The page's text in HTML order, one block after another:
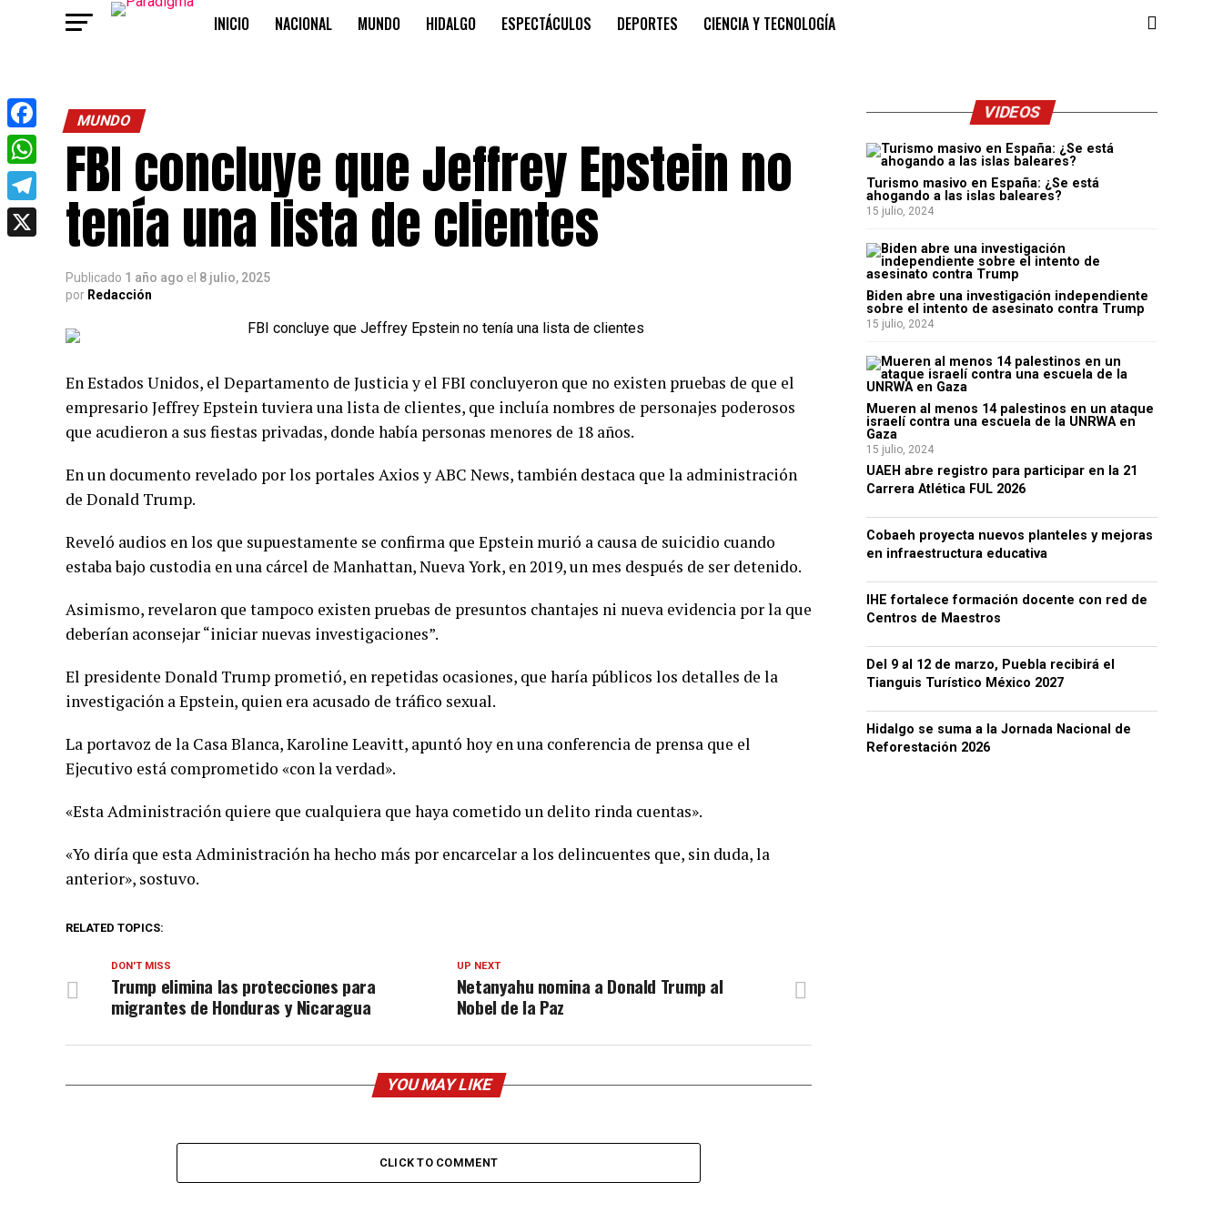
INICIO NACIONAL MUNDO HIDALGO ESPECTÁCULOS DEPORTES CIENCIA Y TECNOLOGÍA
MUNDO
FBI concluye que Jeffrey Epstein no
tenía una lista de clientes
Publicado 1 año ago el 8 julio, 2025
por Redacción
En Estados Unidos, el Departamento de Justicia y el FBI concluyeron que no existen pruebas de que el
empresario Jeffrey Epstein tuviera una lista de clientes, que incluía nombres de personajes poderosos
que acudieron a sus fiestas privadas, donde había personas menores de 18 años.
En un documento revelado por los portales Axios y ABC News, también destaca que la administración
de Donald Trump.
Reveló audios en los que supuestamente se confirma que Epstein murió a causa de suicidio cuando
estaba bajo custodia en una cárcel de Manhattan, Nueva York, en 2019, un mes después de ser detenido.
Asimismo, revelaron que tampoco existen pruebas de presuntos chantajes ni nueva evidencia por la que
deberían aconsejar “iniciar nuevas investigaciones”.
El presidente Donald Trump prometió, en repetidas ocasiones, que haría públicos los detalles de la
investigación a Epstein, quien era acusado de tráfico sexual.
La portavoz de la Casa Blanca, Karoline Leavitt, apuntó hoy en una conferencia de prensa que el
Ejecutivo está comprometido «con la verdad».
«Esta Administración quiere que cualquiera que haya cometido un delito rinda cuentas».
«Yo diría que esta Administración ha hecho más por encarcelar a los delincuentes que, sin duda, la
anterior», sostuvo.
RELATED TOPICS:
UP NEXT
Netanyahu nomina a Donald Trump al
Nobel de la Paz
DON'T MISS
Trump elimina las protecciones para
migrantes de Honduras y Nicaragua
YOU MAY LIKE
CLICK TO COMMENT
VIDEOS
Turismo masivo en España: ¿Se está
ahogando a las islas baleares?
15 julio, 2024
Biden abre una investigación independiente
sobre el intento de asesinato contra Trump
15 julio, 2024
Mueren al menos 14 palestinos en un ataque
israelí contra una escuela de la UNRWA en
Gaza
15 julio, 2024
UAEH abre registro para participar en la 21
Carrera Atlética FUL 2026
Cobaeh proyecta nuevos planteles y mejoras
en infraestructura educativa
IHE fortalece formación docente con red de
Centros de Maestros
Del 9 al 12 de marzo, Puebla recibirá el
Tianguis Turístico México 2027
Hidalgo se suma a la Jornada Nacional de
Reforestación 2026
Facebook
WhatsApp
Telegram